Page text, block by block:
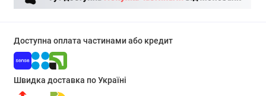
Доступна оплата частинами або кредит
Швидка доставка по Україні